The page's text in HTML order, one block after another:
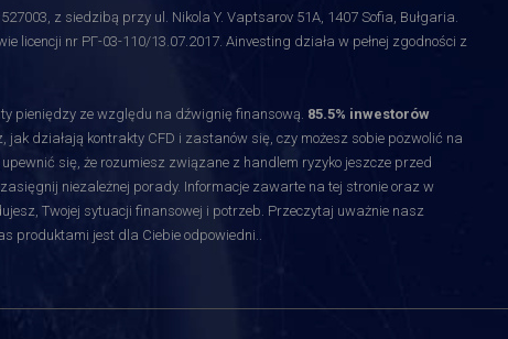
z siedzibą przy ul. Nikola Y. Vaptsarov 51A, 1407 Sofia, Bułgaria.
licencji nr РГ-03-110/13.07.2017. Ainvesting działa w pełnej zgodności z
pieniędzy ze względu na dźwignię finansową. 85.5% inwestorów
jak działają kontrakty CFD i zastanów się, czy możesz sobie pozwolić na
się, że rozumiesz związane z handlem ryzyko jeszcze przed
niezależnej porady. Informacje zawarte na tej stronie oraz w
Twojej sytuacji finansowej i potrzeb. Przeczytaj uważnie nasz
produktami jest dla Ciebie odpowiedni..